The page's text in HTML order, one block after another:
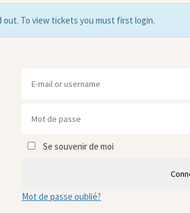
out. To view tickets you must first login.
Se souvenir de moi
Mot de passe oublié?